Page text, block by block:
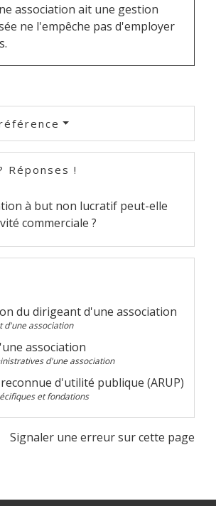
association ait une gestion
ne l'empêche pas d'employer
Réponses !
à but non lucratif peut-elle
commerciale ?
du dirigeant d'une association
d'une association
association
d'une association
d'utilité publique (ARUP)
et fondations
Signaler une erreur sur cette page